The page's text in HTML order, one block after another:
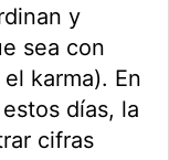
y
sea con
karma). En
días, la
cifras